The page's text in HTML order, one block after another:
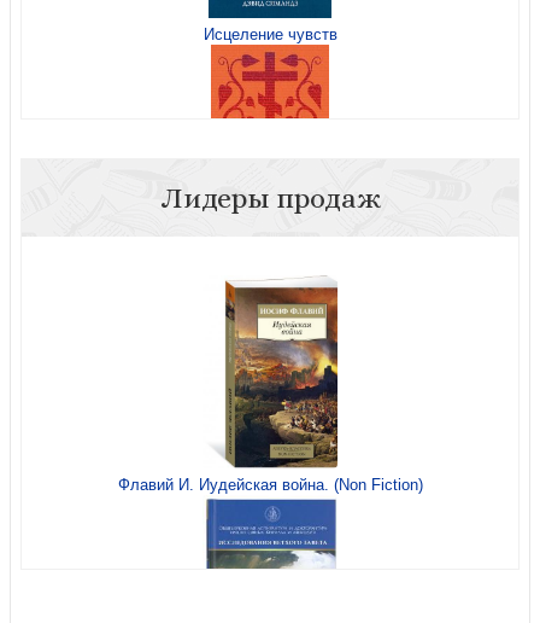
Благословение смирения.: Ходите в своем призвании
Стремление к святости (мягкая обложка)
Настоящая община: библейская практика койнонии
Исцеление чувств
Таинство брака (Триада)
Лидеры продаж
Флавий И. Иудейская война. (Non Fiction)